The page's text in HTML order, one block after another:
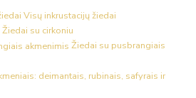
Visų inkrustacijų žiedai
Žiedai su cirkoniu
Žiedai su pusbrangiais